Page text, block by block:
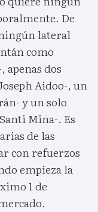
De
lateral
como
apenas dos
Aidoo-, un
y un solo
Mina-. Es
de las
con refuerzos
empieza la
1 de